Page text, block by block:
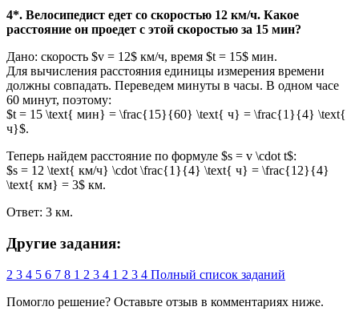
4*. Велосипедист едет со скоростью 12 км/ч. Какое
расстояние он проедет с этой скоростью за 15 мин?
Дано: скорость $v = 12$ км/ч, время $t = 15$ мин.
Для вычисления расстояния единицы измерения времени
должны совпадать. Переведем минуты в часы. В одном часе
60 минут, поэтому:
$t = 15 \text{ мин} = \frac{15}{60} \text{ ч} = \frac{1}{4} \text{
ч}$.
Теперь найдем расстояние по формуле $s = v \cdot t$:
$s = 12 \text{ км/ч} \cdot \frac{1}{4} \text{ ч} = \frac{12}{4}
\text{ км} = 3$ км.
Ответ: 3 км.
Другие задания:
2 3 4 5 6 7 8 1 2 3 4 1 2 3 4 Полный список заданий
Помогло решение? Оставьте отзыв в комментариях ниже.